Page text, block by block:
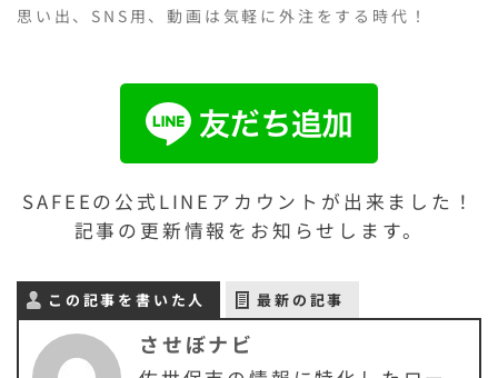
思い出、SNS用、動画は気軽に外注をする時代！
SAFEEの公式LINEアカウントが出来ました！
記事の更新情報をお知らせします。
この記事を書いた人 最新の記事
させぼナビ